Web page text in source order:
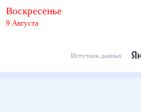
Воскресенье
9 Августа
Источник данных